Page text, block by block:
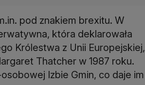
pod znakiem brexitu. W
która deklarowała
Królestwa z Unii Europejskiej,
Thatcher w 1987 roku.
Izbie Gmin, co daje im